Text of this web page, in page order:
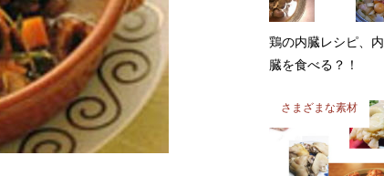
鶏の内臓レシピ、内
臓を食べる？！
さまざまな素材